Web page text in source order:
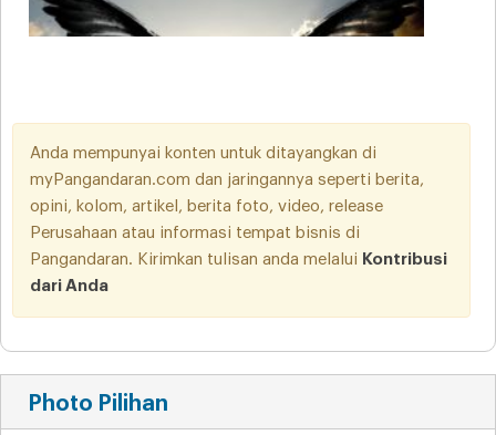
Anda mempunyai konten untuk ditayangkan di
myPangandaran.com dan jaringannya seperti berita,
opini, kolom, artikel, berita foto, video, release
Perusahaan atau informasi tempat bisnis di
Pangandaran. Kirimkan tulisan anda melalui Kontribusi
dari Anda
Photo Pilihan